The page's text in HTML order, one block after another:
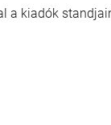
a kiadók